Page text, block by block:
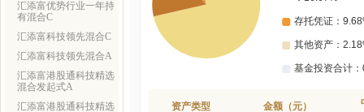
汇添富优势行业一年持
有混合C
汇添富科技领先混合C
汇添富科技领先混合A
汇添富港股通科技精选
混合发起式A
汇添富港股通科技精选
资产类型 金额（元）